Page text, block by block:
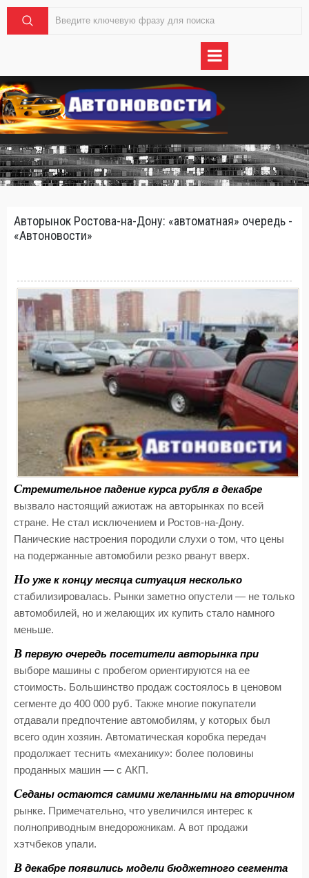
Авторынок Ростова-на-Дону: «автоматная» очередь -
«Автоновости»
Стремительное падение курса рубля в декабре
вызвало настоящий ажиотаж на авторынках по всей
стране. Не стал исключением и Ростов-на-Дону.
Панические настроения породили слухи о том, что цены
на подержанные автомобили резко рванут вверх.
Но уже к концу месяца ситуация несколько
стабилизировалась. Рынки заметно опустели — не только
автомобилей, но и желающих их купить стало намного
меньше.
В первую очередь посетители авторынка при
выборе машины с пробегом ориентируются на ее
стоимость. Большинство продаж состоялось в ценовом
сегменте до 400 000 руб. Также многие покупатели
отдавали предпочтение автомобилям, у которых был
всего один хозяин. Автоматическая коробка передач
продолжает теснить «механику»: более половины
проданных машин — с АКП.
Седаны остаются самими желанными на вторичном
рынке. Примечательно, что увеличился интерес к
полноприводным внедорожникам. А вот продажи
хэтчбеков упали.
В декабре появились модели бюджетного сегмента